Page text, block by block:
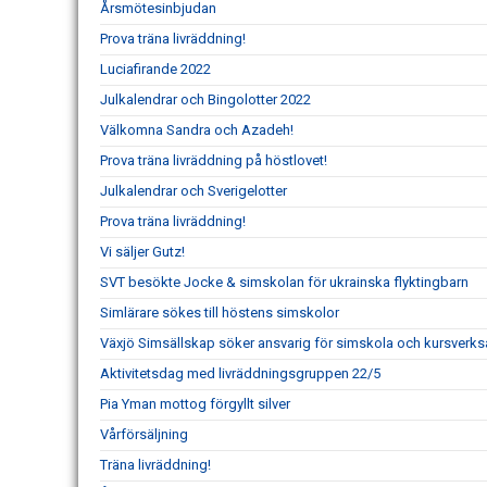
Årsmötesinbjudan
Prova träna livräddning!
Luciafirande 2022
Julkalendrar och Bingolotter 2022
Välkomna Sandra och Azadeh!
Prova träna livräddning på höstlovet!
Julkalendrar och Sverigelotter
Prova träna livräddning!
Vi säljer Gutz!
SVT besökte Jocke & simskolan för ukrainska flyktingbarn
Simlärare sökes till höstens simskolor
Växjö Simsällskap söker ansvarig för simskola och
Aktivitetsdag med livräddningsgruppen 22/5
Pia Yman mottog förgyllt silver
Vårförsäljning
Träna livräddning!